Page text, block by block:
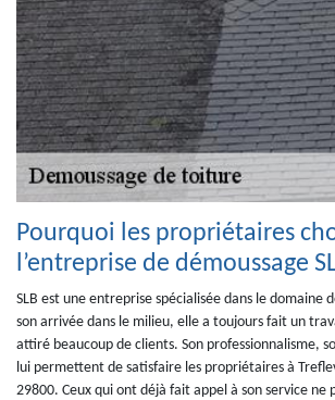
Pourquoi les propriétaires
l’entreprise de démoussage
SLB est une entreprise spécialisée dans le domaine
son arrivée dans le milieu, elle a toujours fait un
attiré beaucoup de clients. Son professionnalisme,
lui permettent de satisfaire les propriétaires à
29800. Ceux qui ont déjà fait appel à son service ne